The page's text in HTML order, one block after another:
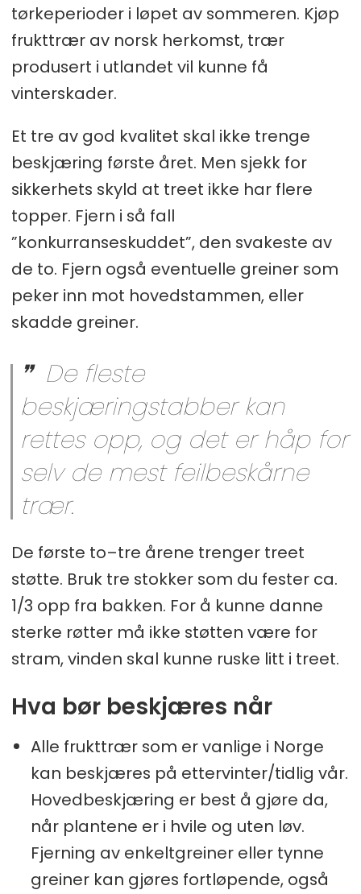
tørkeperioder i løpet av sommeren. Kjøp
frukttrær av norsk herkomst, trær
produsert i utlandet vil kunne få
vinterskader.
Et tre av god kvalitet skal ikke trenge
beskjæring første året. Men sjekk for
sikkerhets skyld at treet ikke har flere
topper. Fjern i så fall
”konkurranseskuddet”, den svakeste av
de to. Fjern også eventuelle greiner som
peker inn mot hovedstammen, eller
skadde greiner.
De fleste
beskjæringstabber kan
rettes opp, og det er håp for
selv de mest feilbeskårne
trær.
De første to–tre årene trenger treet
støtte. Bruk tre stokker som du fester ca.
1/3 opp fra bakken. For å kunne danne
sterke røtter må ikke støtten være for
stram, vinden skal kunne ruske litt i treet.
Hva bør beskjæres når
Alle frukttrær som er vanlige i Norge
kan beskjæres på ettervinter/tidlig vår.
Hovedbeskjæring er best å gjøre da,
når plantene er i hvile og uten løv.
Fjerning av enkeltgreiner eller tynne
greiner kan gjøres fortløpende, også